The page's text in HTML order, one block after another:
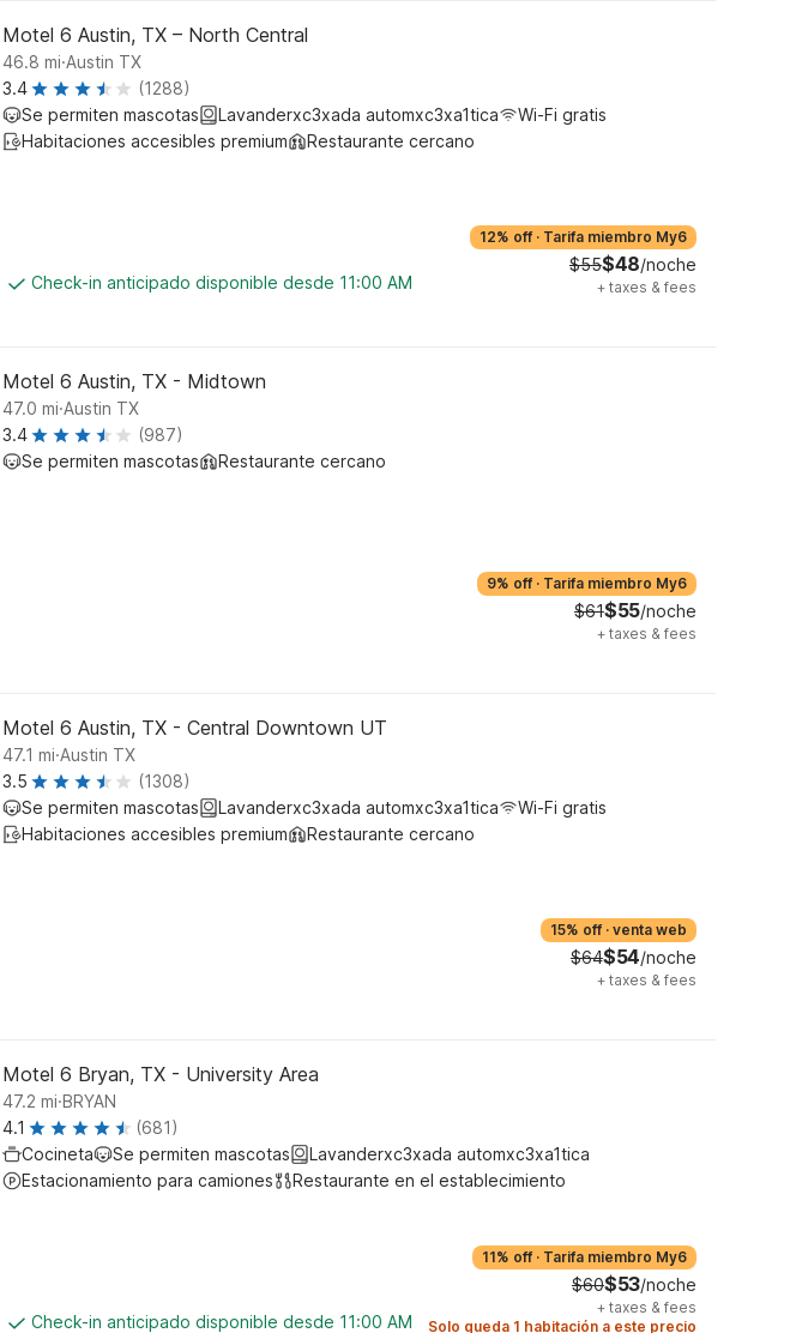
Motel 6 Austin, TX – North Central
46.8 mi.Austin TX
3.4
(1288)
Se permiten mascotas
Lavanderxc3xada automxc3xa1tica
Wi-Fi gratis
Habitaciones accesibles premium
Restaurante cercano
Check-in anticipado disponible desde 11:00 AM
12% off · Tarifa miembro My6
$55$48/noche
+ taxes & fees
Motel 6 Austin, TX - Midtown
47.0 mi.Austin TX
3.4
(987)
Se permiten mascotas
Restaurante cercano
9% off · Tarifa miembro My6
$61$55/noche
+ taxes & fees
Motel 6 Austin, TX - Central Downtown UT
47.1 mi.Austin TX
3.5
(1308)
Se permiten mascotas
Lavanderxc3xada automxc3xa1tica
Wi-Fi gratis
Habitaciones accesibles premium
Restaurante cercano
15% off · venta web
$64$54/noche
+ taxes & fees
Motel 6 Bryan, TX - University Area
47.2 mi.BRYAN
4.1
(681)
Cocineta
Se permiten mascotas
Lavanderxc3xada automxc3xa1tica
Estacionamiento para camiones
Restaurante en el establecimiento
Check-in anticipado disponible desde 11:00 AM
11% off · Tarifa miembro My6
$60$53/noche
+ taxes & fees
Solo queda 1 habitación a este precio